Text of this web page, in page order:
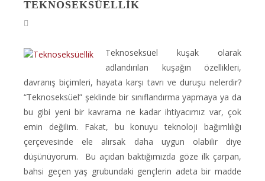
TEKNOSEKSÜELLIK
Teknoseksüel kuşak olarak
adlandırılan kuşağın özellikleri,
davranış biçimleri, hayata karşı tavrı ve duruşu nelerdir?
“Teknoseksüel” şeklinde bir sınıflandırma yapmaya ya da
bu gibi yeni bir kavrama ne kadar ihtiyacımız var, çok
emin değilim. Fakat, bu konuyu teknoloji bağımlılığı
çerçevesinde ele alırsak daha uygun olabilir diye
düşünüyorum. Bu açıdan baktığımızda göze ilk çarpan,
bahsi geçen yaş grubundaki gençlerin adeta bir madde